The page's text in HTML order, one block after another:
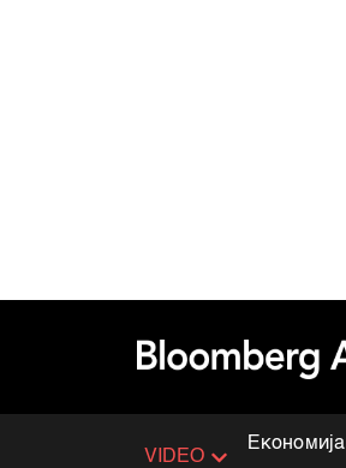
VIDEO
Економија